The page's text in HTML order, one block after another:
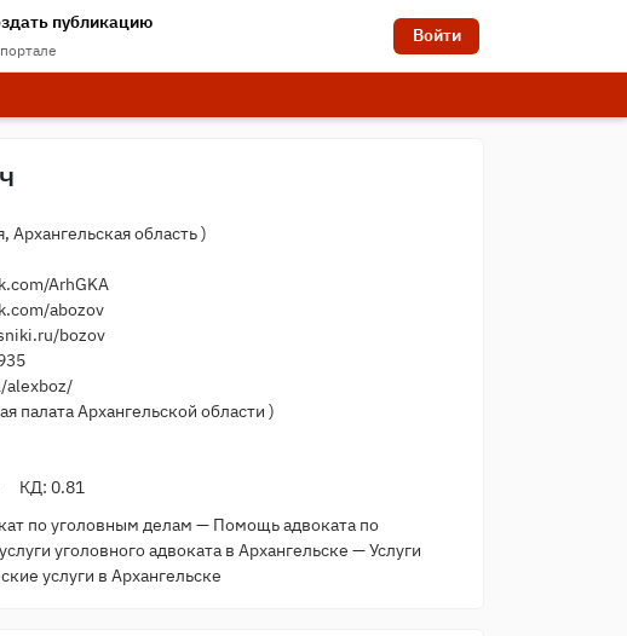
публикацию
Войти
Архангельская область)
ArhGKA
abozov
bozov
alexboz/
палата Архангельской области )
КД: 0.81
по уголовным делам — Помощь адвоката по
уголовного адвоката в Архангельске — Услуги
услуги в Архангельске